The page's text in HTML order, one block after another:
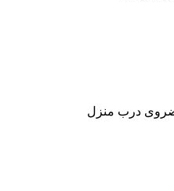
حضروی درب منزل